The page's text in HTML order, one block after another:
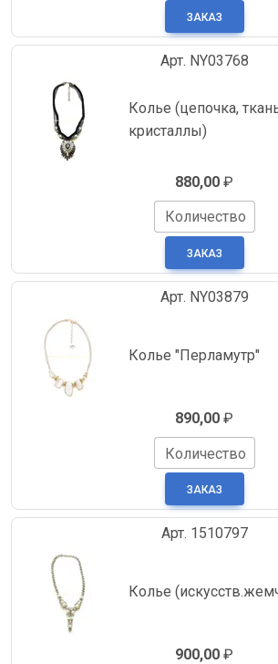
Арт. NY03768
Колье (цепочка,
кристаллы)
880,00 ₽
Количество
Арт. NY03879
Колье "Перламутр"
890,00 ₽
Количество
Арт. 1510797
Колье
900,00 ₽